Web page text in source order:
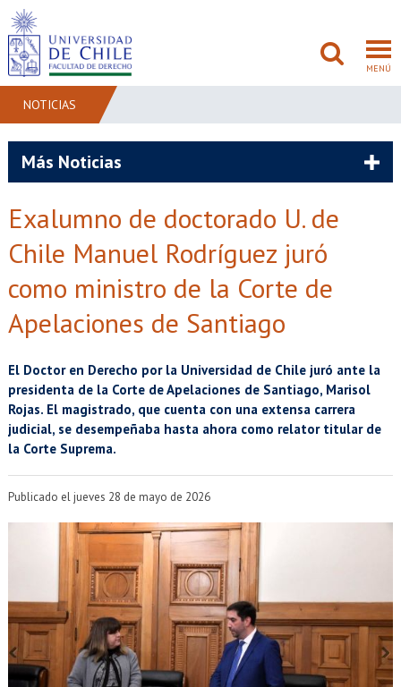
MENÚ
ADMISIÓN
INVESTIGACIÓN
BIBLIOTECAS
EXTENSIÓN
Académicos
NOTICIAS
Más Noticias
Exalumno de doctorado U. de
Chile Manuel Rodríguez juró
como ministro de la Corte de
Apelaciones de Santiago
El Doctor en Derecho por la Universidad de Chile juró ante la
presidenta de la Corte de Apelaciones de Santiago, Marisol
Rojas. El magistrado, que cuenta con una extensa carrera
judicial, se desempeñaba hasta ahora como relator titular de
la Corte Suprema.
Publicado el jueves 28 de mayo de 2026